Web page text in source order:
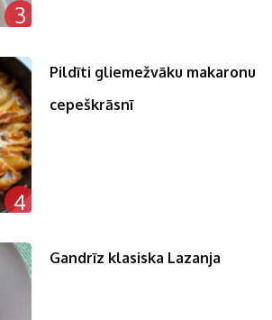
3
4
Pildīti gliemežvāku makaronu
cepeškrāsnī
Gandrīz klasiska Lazanja